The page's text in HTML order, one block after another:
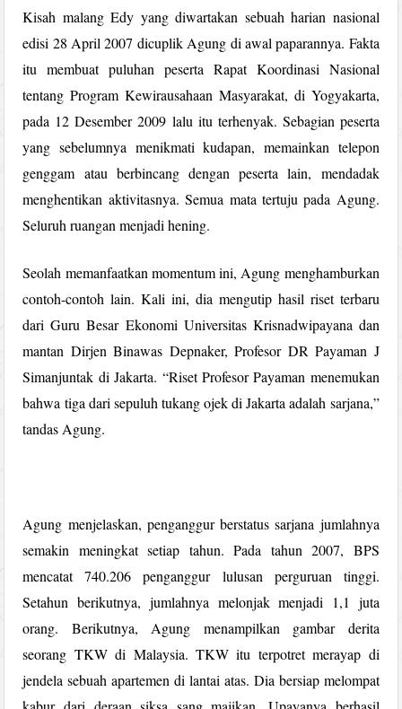
Kisah malang Edy yang diwartakan sebuah harian nasional
edisi 28 April 2007 dicuplik Agung di awal paparannya. Fakta
itu membuat puluhan peserta Rapat Koordinasi Nasional
tentang Program Kewirausahaan Masyarakat, di Yogyakarta,
pada 12 Desember 2009 lalu itu terhenyak. Sebagian peserta
yang sebelumnya menikmati kudapan, memainkan telepon
genggam atau berbincang dengan peserta lain, mendadak
menghentikan aktivitasnya. Semua mata tertuju pada Agung.
Seluruh ruangan menjadi hening.
Seolah memanfaatkan momentum ini, Agung menghamburkan
contoh-contoh lain. Kali ini, dia mengutip hasil riset terbaru
dari Guru Besar Ekonomi Universitas Krisnadwipayana dan
mantan Dirjen Binawas Depnaker, Profesor DR Payaman J
Simanjuntak di Jakarta. “Riset Profesor Payaman menemukan
bahwa tiga dari sepuluh tukang ojek di Jakarta adalah sarjana,”
tandas Agung.
Agung menjelaskan, penganggur berstatus sarjana jumlahnya
semakin meningkat setiap tahun. Pada tahun 2007, BPS
mencatat 740.206 penganggur lulusan perguruan tinggi.
Setahun berikutnya, jumlahnya melonjak menjadi 1,1 juta
orang. Berikutnya, Agung menampilkan gambar derita
seorang TKW di Malaysia. TKW itu terpotret merayap di
jendela sebuah apartemen di lantai atas. Dia bersiap melompat